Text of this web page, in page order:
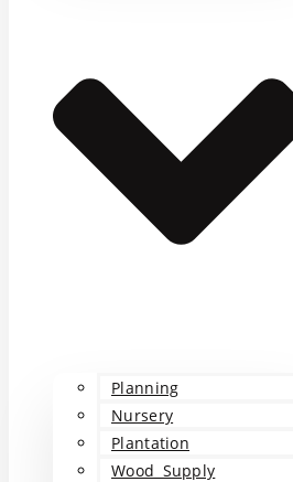
Planning
Nursery
Plantation
Wood Supply